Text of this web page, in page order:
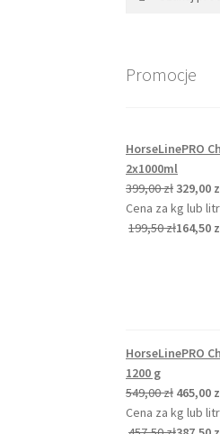
Promocje
HorseLinePRO
2x1000ml
399,00zł
cena
329,00
Cena za kg lub litr
199,50zł164,50
HorseLinePRO
1200 g
549,00zł
cena
465,00
Cena za kg lub litr